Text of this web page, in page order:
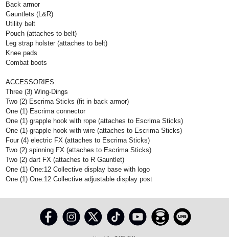
Back armor
Gauntlets (L&R)
Utility belt
Pouch (attaches to belt)
Leg strap holster (attaches to belt)
Knee pads
Combat boots
ACCESSORIES:
Three (3) Wing-Dings
Two (2) Escrima Sticks (fit in back armor)
One (1) Escrima connector
One (1) grapple hook with rope (attaches to Escrima Sticks)
One (1) grapple hook with wire (attaches to Escrima Sticks)
Four (4) electric FX (attaches to Escrima Sticks)
Two (2) spinning FX (attaches to Escrima Sticks)
Two (2) dart FX (attaches to R Gauntlet)
One (1) One:12 Collective display base with logo
One (1) One:12 Collective adjustable display post